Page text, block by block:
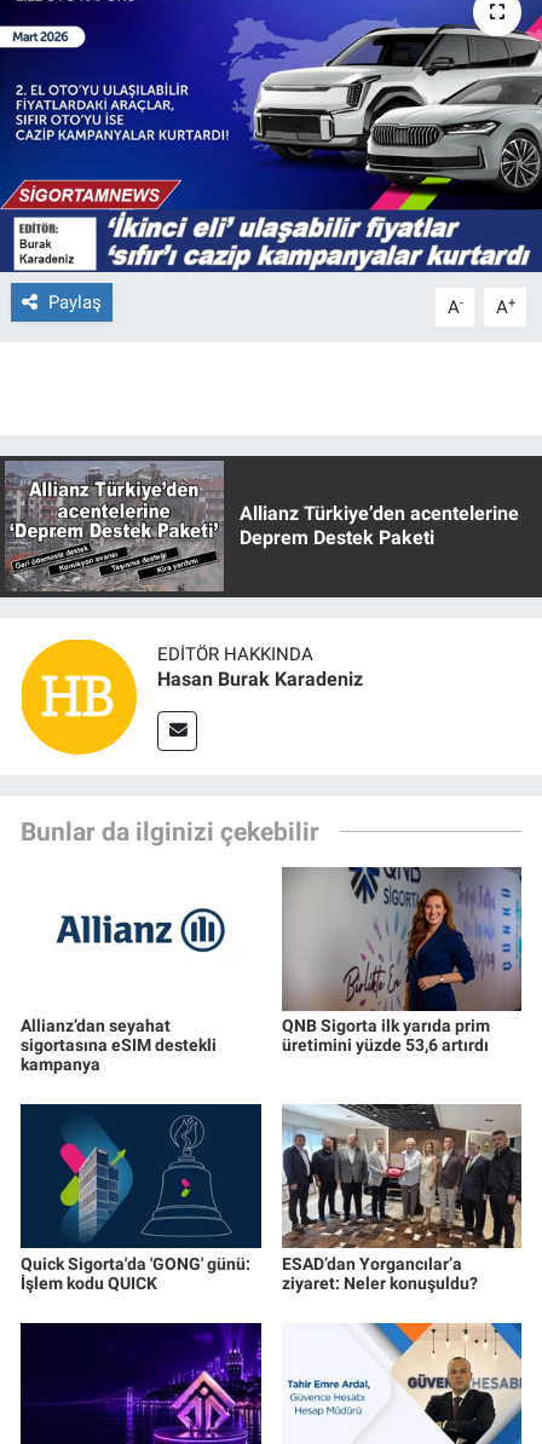
Paylaş A- A+
Allianz Türkiye’den acentelerine
Deprem Destek Paketi
EDITÖR HAKKINDA
Hasan Burak Karadeniz
Bunlar da ilginizi çekebilir
Allianz’dan seyahat
sigortasına eSIM destekli
kampanya
QNB Sigorta ilk yarıda prim
üretimini yüzde 53,6 artırdı
Quick Sigorta'da 'GONG' günü:
İşlem kodu QUICK
ESAD’dan Yorgancılar’a
ziyaret: Neler konuşuldu?